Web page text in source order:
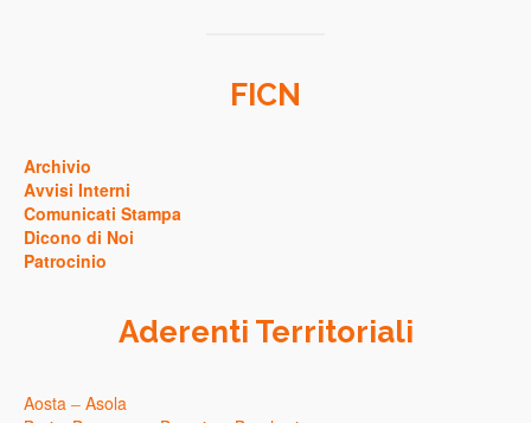
FICN
Archivio
Avvisi Interni
Comunicati Stampa
Dicono di Noi
Patrocinio
Aderenti Territoriali
Aosta – Asola